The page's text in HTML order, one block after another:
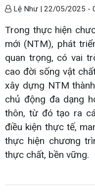
Lệ Như | 22/05/2025 -
Trong thực hiện
mới (NTM), phát
quan trọng, có vai
cao đời sống vật
xây dựng NTM
chủ động đa dạng
thôn, từ đó tạo ra
điều kiện thực tế,
thực hiện chương
thực chất, bền vững.